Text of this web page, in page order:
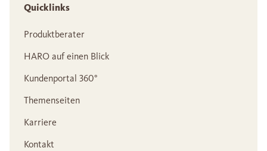
Quicklinks
Produktberater
HARO auf einen Blick
Kundenportal 360°
Themenseiten
Karriere
Kontakt